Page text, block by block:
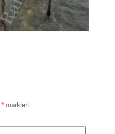
* markiert